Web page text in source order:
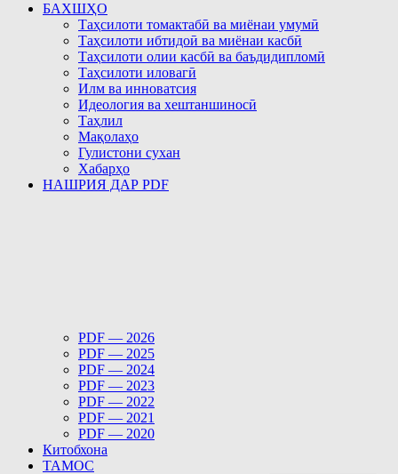
БАХШҲО
Таҳсилоти томактабӣ ва миёнаи умумӣ
Таҳсилоти ибтидоӣ ва миёнаи касбӣ
Таҳсилоти олии касбӣ ва баъдидипломӣ
Таҳсилоти иловагӣ
Илм ва инноватсия
Идеология ва хештаншиносӣ
Таҳлил
Мақолаҳо
Гулистони сухан
Хабарҳо
НАШРИЯ ДАР PDF
PDF — 2026
PDF — 2025
PDF — 2024
PDF — 2023
PDF — 2022
PDF — 2021
PDF — 2020
Китобхона
ТАМОС